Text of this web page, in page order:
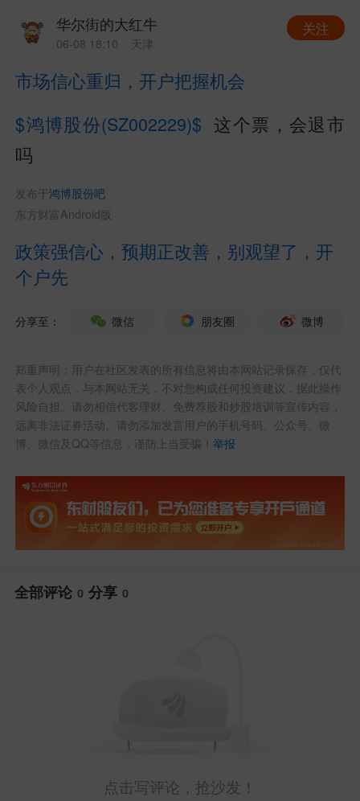
华尔街的大红牛
06-08 18:10 · 天津
关注
市场信心重归，开户把握机会
$鸿博股份(SZ002229)$ 这个票，会退市
吗
发布于鸿博股份吧
东方财富Android版
政策强信心，预期正改善，别观望了，开
个户先
分享至： 微信 朋友圈 微博
郑重声明：用户在社区发表的所有信息将由本网站记录保存，仅代
表个人观点，与本网站无关，不对您构成任何投资建议，据此操作
风险自担。请勿相信代客理财、免费荐股和炒股培训等宣传内容，
远离非法证券活动。请勿添加发言用户的手机号码、公众号、微
博、微信及QQ等信息，谨防上当受骗！举报
全部评论 0 分享 0
点击写评论，抢沙发！